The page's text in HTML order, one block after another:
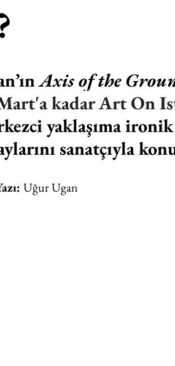
Axis of the
kadar Art On
yaklaşıma
sanatçıyla
Uğur Ugan